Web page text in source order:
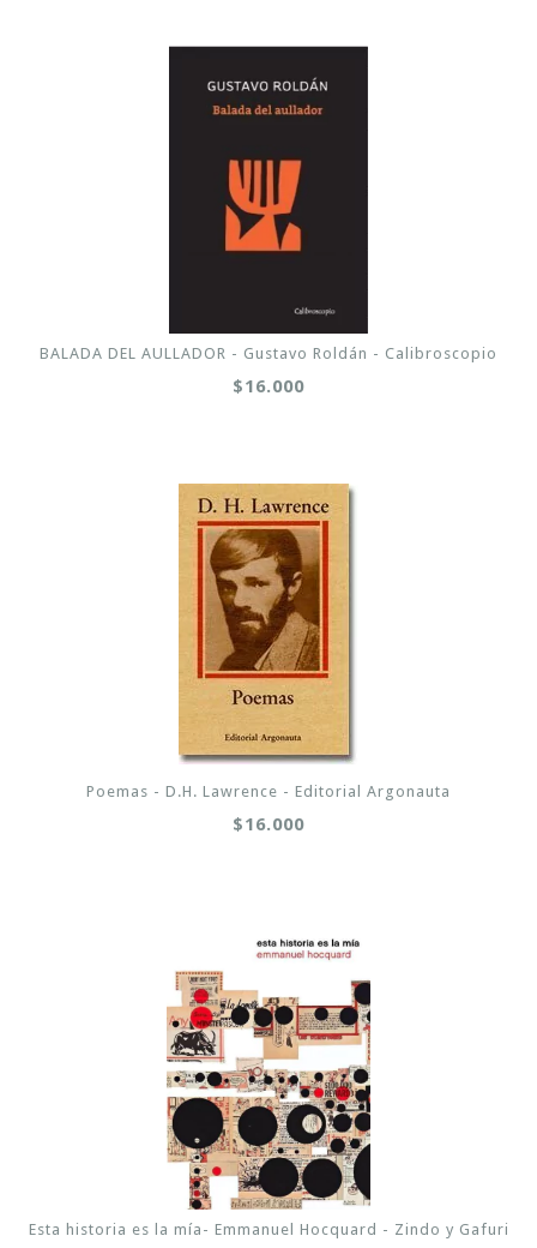
BALADA DEL AULLADOR - Gustavo Roldán - Calibroscopio
$16.000
Poemas - D.H. Lawrence - Editorial Argonauta
$16.000
Esta historia es la mía- Emmanuel Hocquard - Zindo y Gafuri